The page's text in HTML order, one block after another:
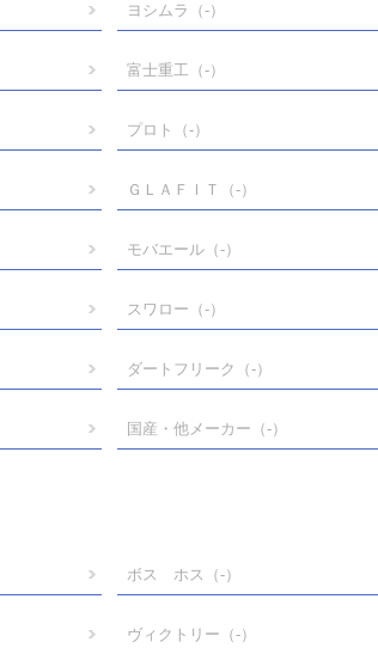
ヨシムラ （-）
富士重工 （-）
プロト （-）
ＧＬＡＦＩＴ （-）
モバエール（-）
スワロー （-）
ダートフリーク （-）
国産・他メーカー （-）
ボス ホス （-）
ヴィクトリー （-）